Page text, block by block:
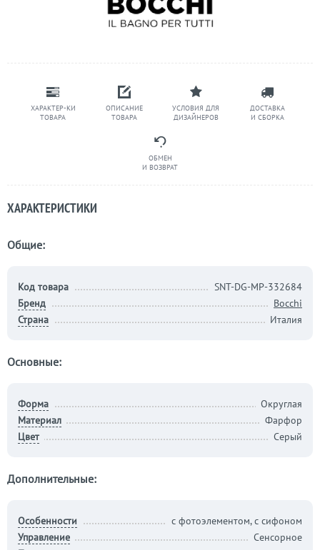
ХАРАКТЕР-КИ
ТОВАРА
ОПИСАНИЕ
ТОВАРА
УСЛОВИЯ ДЛЯ
ДИЗАЙНЕРОВ
ДОСТАВКА
И СБОРКА
ОБМЕН
И ВОЗВРАТ
ХАРАКТЕРИСТИКИ
Общие:
Код товара
SNT-DG-MP-332684
Бренд
Bocchi
Страна
Италия
Основные:
Форма
Округлая
Материал
Фарфор
Цвет
Серый
Дополнительные:
Особенности
с фотоэлементом, с сифоном
Управление
Сенсорное